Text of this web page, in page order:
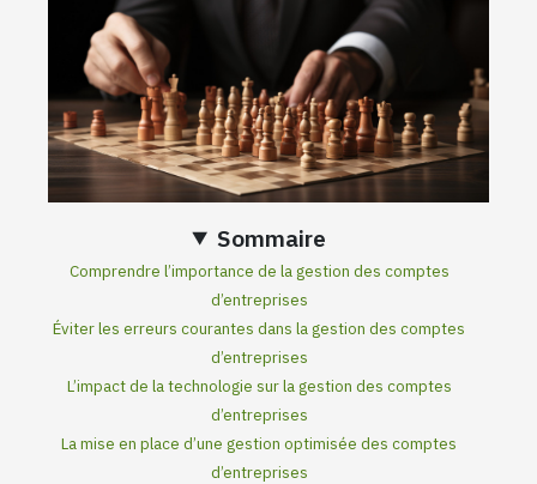
Sommaire
Comprendre l’importance de la gestion des comptes
d’entreprises
Éviter les erreurs courantes dans la gestion des comptes
d’entreprises
L’impact de la technologie sur la gestion des comptes
d’entreprises
La mise en place d’une gestion optimisée des comptes
d’entreprises